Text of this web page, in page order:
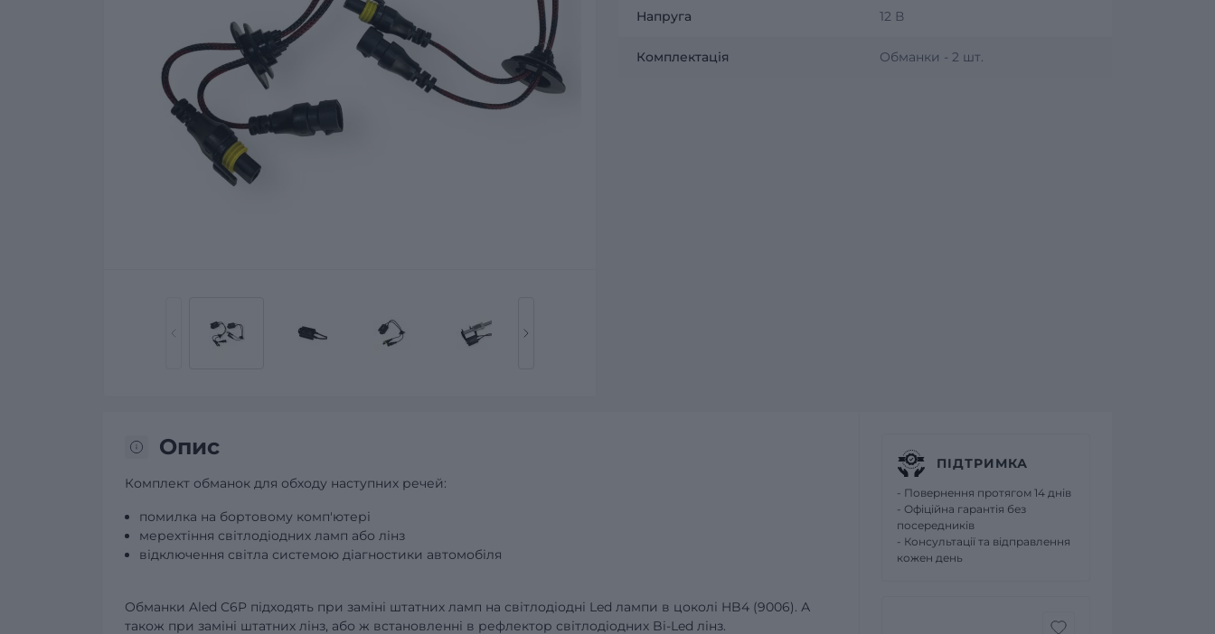
Напруга 12 В
Комплектація Обманки - 2 шт.
Опис
Комплект обманок для обходу наступних речей:
помилка на бортовому комп'ютері
мерехтіння світлодіодних ламп або лінз
відключення світла системою діагностики автомобіля
Обманки Aled C6P підходять при заміні штатних ламп на світлодіодні Led лампи в цоколі HB4 (9006). А
також при заміні штатних лінз, або ж встановленні в рефлектор світлодіодних Bi-Led лінз.
ПІДТРИМКА
- Повернення протягом 14 днів
- Офіційна гарантія без
посередників
- Консультації та відправлення
кожен день